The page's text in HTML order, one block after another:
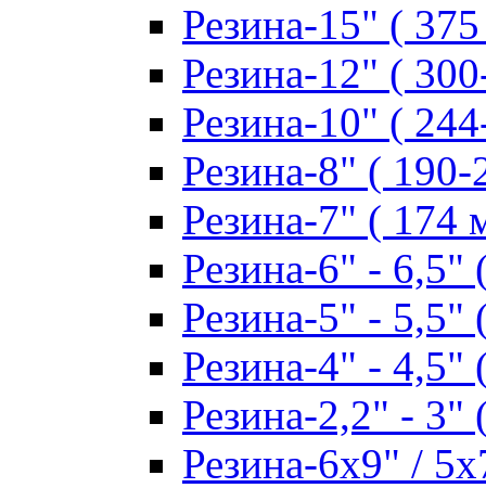
Резина-15" (
Резина-12" (
Резина-10" (
Резина-8" (
Резина-7" ( 174
Резина-6" -
Резина-5" -
Резина-4" -
Резина-2,2" -
Резина-6х9" /